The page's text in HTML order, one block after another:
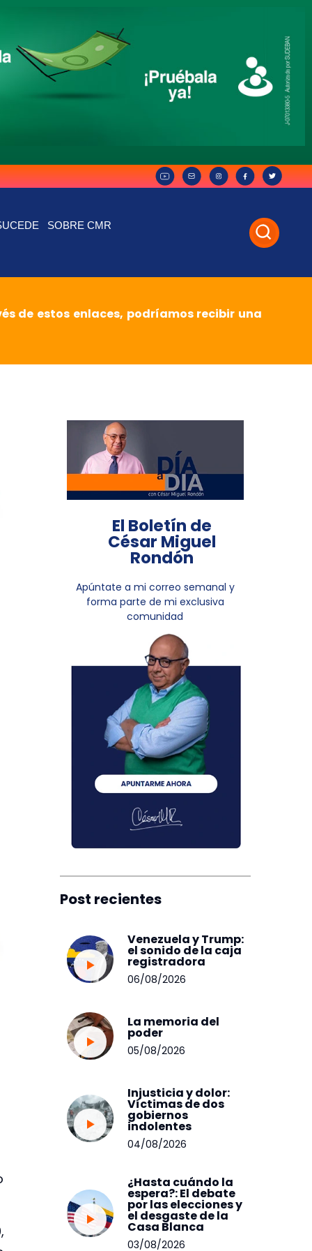
SOBRE CMR
de estos enlaces, podríamos recibir una
El Boletín de
César Miguel
Rondón
Apúntate a mi correo semanal y
forma parte de mi exclusiva
comunidad
Post recientes
Venezuela y Trump:
el sonido de la caja
registradora
06/08/2026
La memoria del
poder
05/08/2026
Injusticia y dolor:
Víctimas de dos
gobiernos
indolentes
04/08/2026
¿Hasta cuándo la
espera?: El debate
por las elecciones y
el desgaste de la
Casa Blanca
03/08/2026